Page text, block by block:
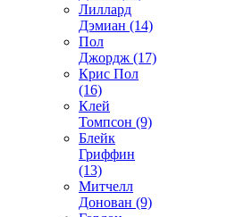
Лиллард
Дэмиан (14)
Пол
Джордж (17)
Крис Пол
(16)
Клей
Томпсон (9)
Блейк
Гриффин
(13)
Митчелл
Донован (9)